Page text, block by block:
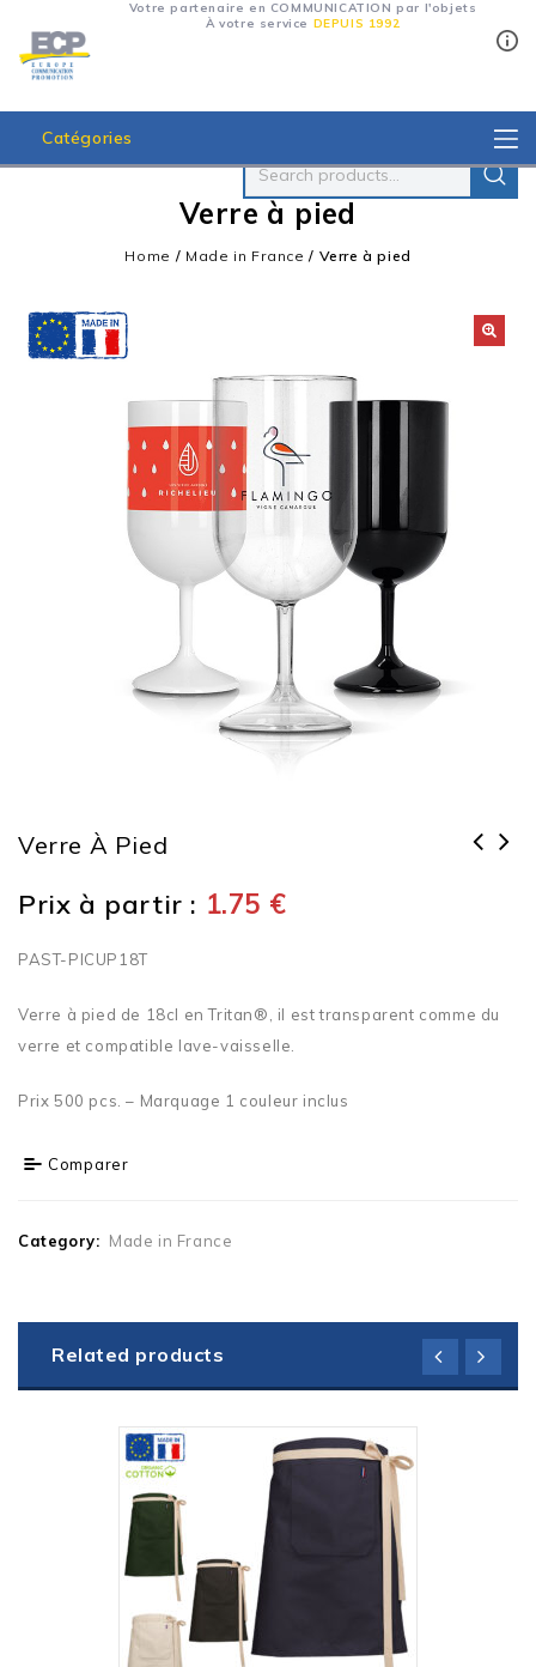
Votre partenaire en COMMUNICATION par l'objets
À votre service DEPUIS 1992
Catégories
Verre à pied
Home / Made in France / Verre à pied
Verre À Pied
Prix à partir : 1.75 €
PAST-PICUP18T
Verre à pied de 18cl en Tritan®, il est transparent comme du
verre et compatible lave-vaisselle.
Prix 500 pcs. – Marquage 1 couleur inclus
Comparer
Category: Made in France
Related products